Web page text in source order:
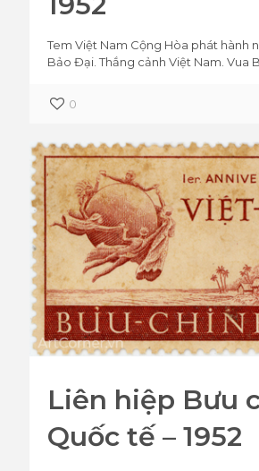
Tem Việt Nam Cộng Hòa phát hành
Bảo Đại. Thắng cảnh Việt Nam. Vua
0
Liên hiệp Bưu
Quốc tế – 1952